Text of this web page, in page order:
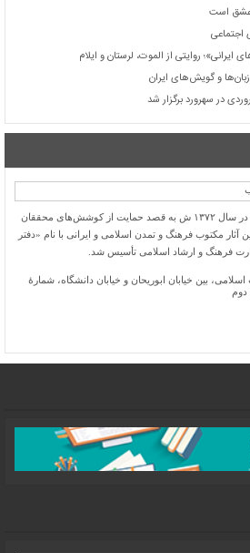
و عشق است
اجتماعی
روایتی از الموت، لرستان و ایلام
و گویش‌های ایران
در سهرورد برگزار شد
مؤسسه پژوهشی میراث مكتوب در سال ۱۳۷۲ ش به قصد حمایت از كوشش‌های محققان
آثار مكتوب فرهنگ و تمدن اسلامی و ایرانی با نام «دفتر
فرهنگ و ارشاد اسلامی تأسیس شد.
اسلامی، بین خیابان ابوریحان و خیابان دانشگاه، شمارۀ